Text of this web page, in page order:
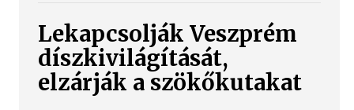
Lekapcsolják Veszprém
díszkivilágítását,
elzárják a szökőkutakat